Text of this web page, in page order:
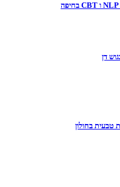
דן
טבעית בחולון